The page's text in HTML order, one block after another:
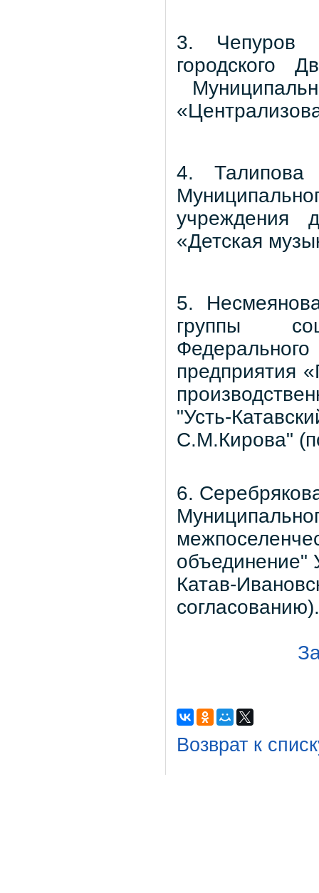
3. Чепуров
городского
4. Талипова
учреждения
«Детская
5.
группы
предприятия
"Усть-
С.М.Кирова"
6.
объединение"
Катав-
согласованию).
Возврат к